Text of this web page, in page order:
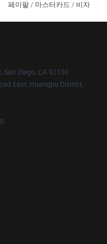
페이팔 / 마스터카드 / 비자
San Diego, CA 92130
East, Huangpu District,